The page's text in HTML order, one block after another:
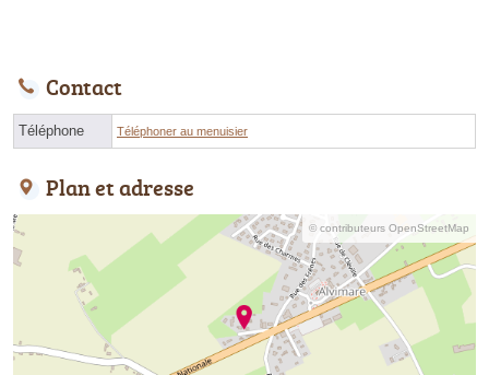
Contact
Téléphone Téléphoner au menuisier
Plan et adresse
© contributeurs OpenStreetMap